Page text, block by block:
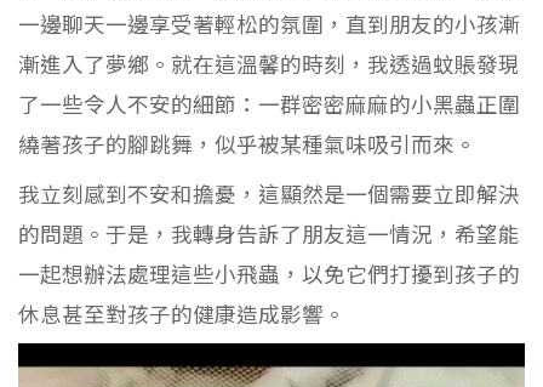
一邊聊天一邊享受著輕松的氛圍，直到朋友的小孩漸
漸進入了夢鄉。就在這溫馨的時刻，我透過蚊賬發現
了一些令人不安的細節：一群密密麻麻的小黑蟲正圍
繞著孩子的腳跳舞，似乎被某種氣味吸引而來。
我立刻感到不安和擔憂，這顯然是一個需要立即解決
的問題。于是，我轉身告訴了朋友這一情況，希望能
一起想辦法處理這些小飛蟲，以免它們打擾到孩子的
休息甚至對孩子的健康造成影響。